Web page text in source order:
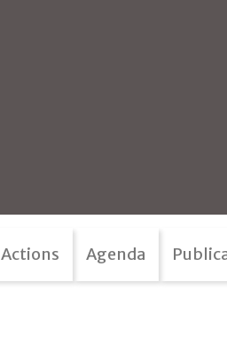
Actions Agenda